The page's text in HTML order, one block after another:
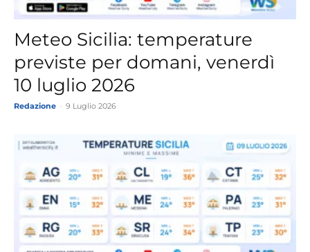
Meteo Sicilia: temperature
previste per domani, venerdì
10 luglio 2026
Redazione 9 Luglio 2026